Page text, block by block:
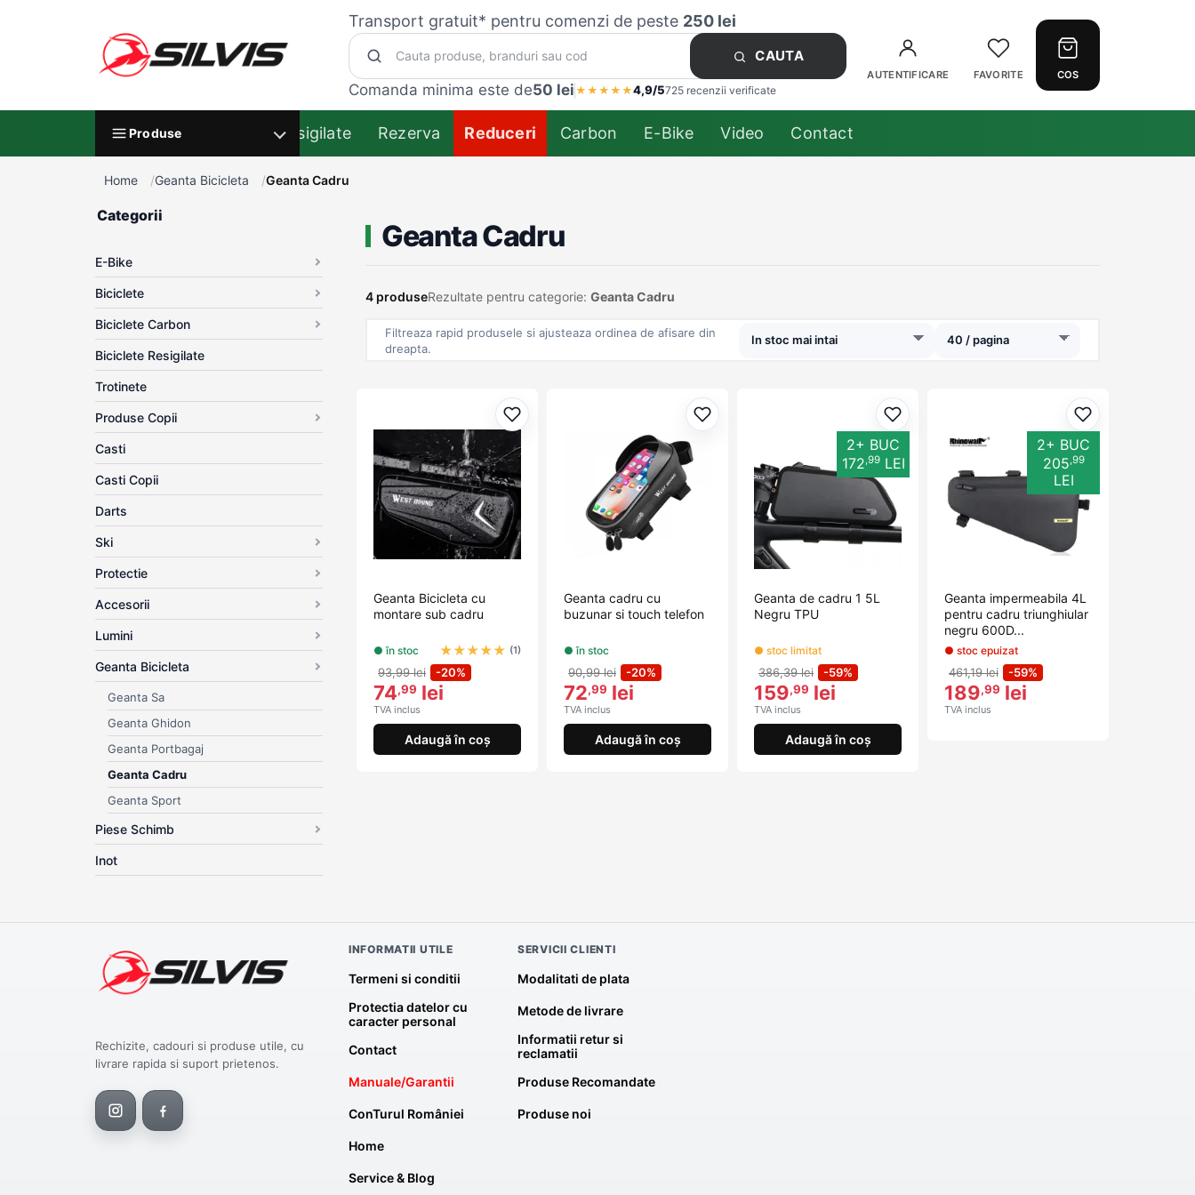
Transport gratuit* pentru comenzi de peste 250 lei
CAUTA
Comanda minima este de50 lei ★ ★ ★ ★ ★4,9/5725 recenzii verificate
AUTENTIFICARE FAVORITE COS
Produse Resigilate Rezerva Reduceri Carbon E-Bike Video Contact
Home Geanta Bicicleta Geanta Cadru
Geanta Cadru
4 produseRezultate pentru categorie: Geanta Cadru
Filtreaza rapid produsele si ajusteaza ordinea de afisare din
dreapta.
Adaugă la favorite
Geanta Bicicleta cu
montare sub cadru
● în stoc ★★★★★ (1)
93,99 lei -20%
74,99 lei
TVA inclus
Adaugă în coș
Adaugă la favorite
Geanta cadru cu
buzunar si touch telefon
● în stoc
90,99 lei -20%
72,99 lei
TVA inclus
Adaugă în coș
Adaugă la favorite
2+ BUC
172,99LEI
Geanta de cadru 1 5L
Negru TPU
● stoc limitat
386,39 lei -59%
159,99 lei
TVA inclus
Adaugă în coș
Adaugă la
2+ BUC
205,99
LEI
Geanta impermeabila 4L
pentru cadru triunghiular
negru 600D...
● stoc epuizat
461,19 lei -59%
189,99 lei
TVA inclus
Categorii
E-Bike
Biciclete
Biciclete Carbon
Biciclete Resigilate
Trotinete
Produse Copii
Casti
Casti Copii
Darts
Ski
Protectie
Accesorii
Lumini
Geanta Bicicleta
Geanta Sa
Geanta Ghidon
Geanta Portbagaj
Geanta Cadru
Geanta Sport
Piese Schimb
Inot
Rechizite, cadouri si produse utile, cu
livrare rapida si suport prietenos.
INFORMATII UTILE
Termeni si conditii
Protectia datelor cu
caracter personal
Contact
Manuale/Garantii
ConTurul României
Home
Service & Blog
SERVICII CLIENTI
Modalitati de plata
Metode de livrare
Informatii retur si
reclamatii
Produse Recomandate
Produse noi